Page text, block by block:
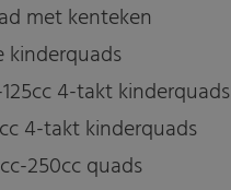
met kenteken
kinderquads
125cc 4-takt kinderquads
4-takt kinderquads
250cc quads